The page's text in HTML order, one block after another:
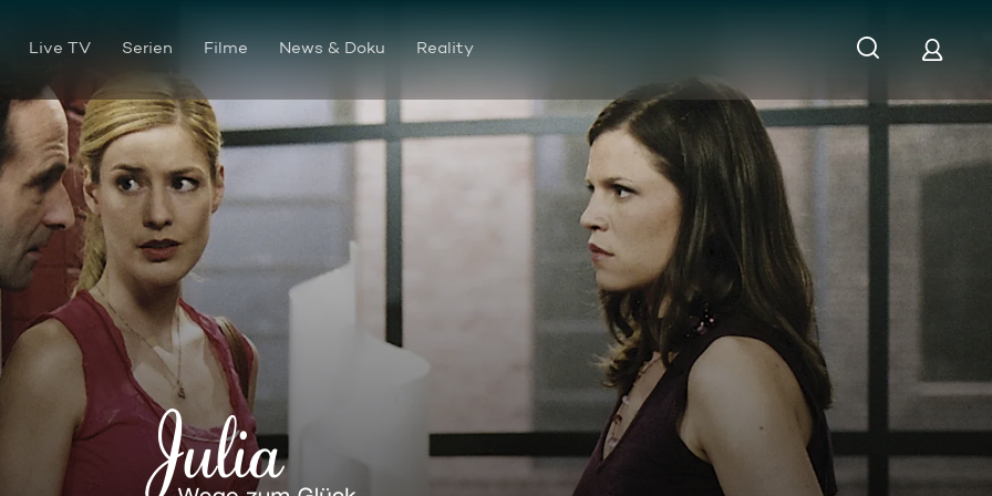
Live TV Serien Filme News & Doku Reality
Folge 219